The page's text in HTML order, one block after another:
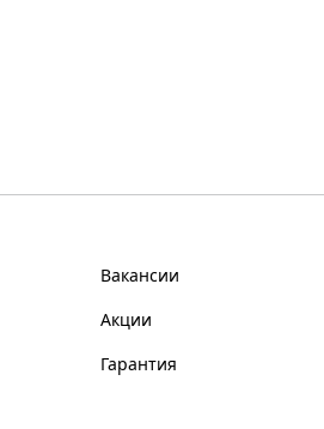
Вакансии
Акции
Гарантия